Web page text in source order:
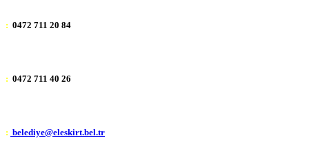
: 0472 711 20 84
: 0472 711 40 26
: belediye@eleskirt.bel.tr